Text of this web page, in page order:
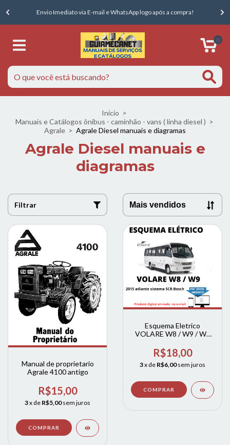
Envio Imediato via E-mail e WhatsApp logo após a compra!
0
Início >
Manuais e Catálogos ônibus - caminhão - vans ( linha diesel ) >
Agrale > Agrale Diesel manuais e diagramas
Agrale Diesel manuais e
diagramas
Filtrar
Manual de proprietario
Agrale 4100 antigo
R$15,00
3x de R$5,00 sem juros
Esquema Eletrico
VOLARE W8 / W9 / WL
Euro V - Sistema SCR
Bosch
R$18,00
3x de R$6,00 sem juros